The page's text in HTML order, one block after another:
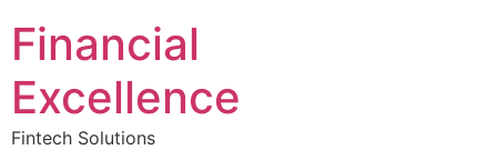
Financial
Excellence
Fintech Solutions